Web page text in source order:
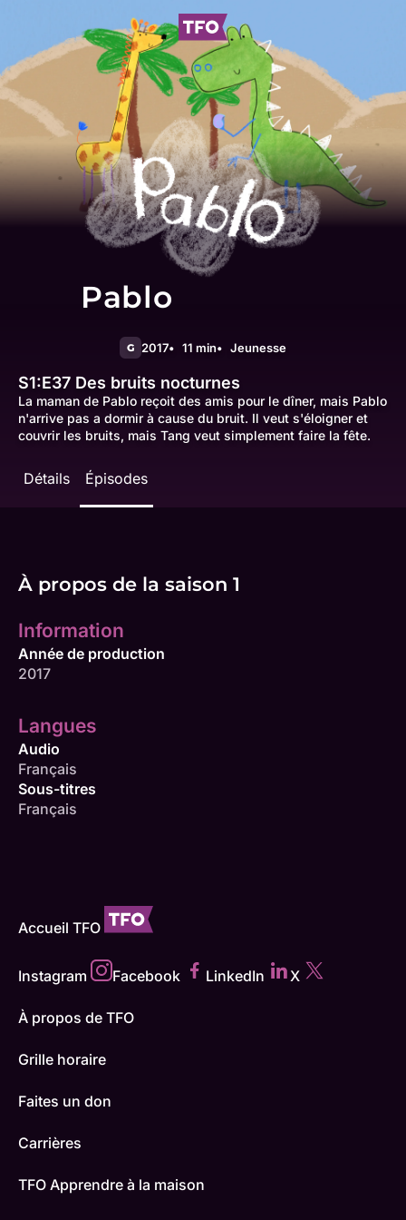
Pablo
G 2017 11 min Jeunesse
S1:E37 Des bruits nocturnes
La maman de Pablo reçoit des amis pour le dîner, mais Pablo
n'arrive pas a dormir à cause du bruit. Il veut s'éloigner et
couvrir les bruits, mais Tang veut simplement faire la fête.
Détails Épisodes
À propos de la saison 1
Information
Année de production
2017
Langues
Audio
Français
Sous-titres
Français
Accueil TFO
Instagram Facebook LinkedIn X
À propos de TFO
Grille horaire
Faites un don
Carrières
TFO Apprendre à la maison